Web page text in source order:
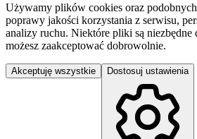
Używamy plików cookies oraz
poprawy jakości korzystania z serwisu,
analizy ruchu. Niektóre pliki są niezbędne
możesz zaakceptować dobrowolnie.
Akceptuję wszystkie Dostosuj ustawienia